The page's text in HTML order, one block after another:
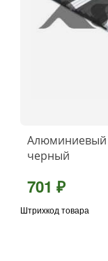
Алюминиевый
черный
701 ₽
Штрихкод товара